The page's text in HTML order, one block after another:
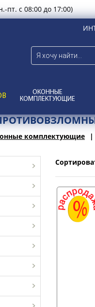
пт. с 08:00 до 17:00)
ОКОННЫЕ
КОМПЛЕКТУЮЩИЕ
комплектующие